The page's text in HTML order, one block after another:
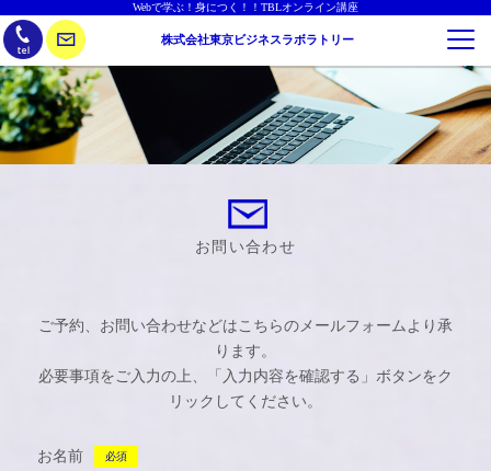
Webで学ぶ！身につく！！TBLオンライン講座
株式会社東京ビジネスラボラトリー
お問い合わせ
ご予約、お問い合わせなどはこちらのメールフォームより承
ります。
必要事項をご入力の上、「入力内容を確認する」ボタンをク
リックしてください。
お名前 必須